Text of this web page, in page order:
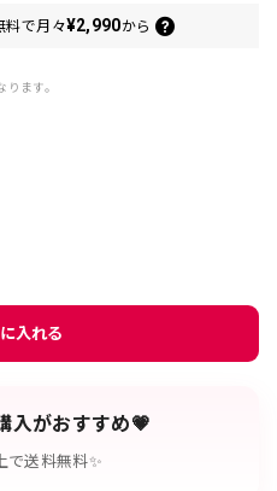
料で月々¥2,990から
ます。
入れる
入がおすすめ💗
で送料無料✨